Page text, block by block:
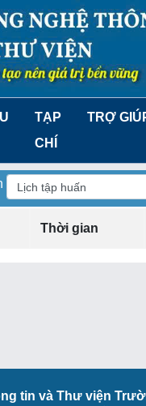
TẠP
CHÍ
TRỢ
Thời gian
tin và Thư viện